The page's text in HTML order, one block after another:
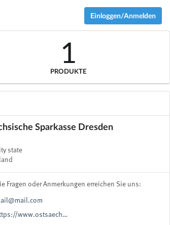
Einloggen/Anmelden
1
PRODUKTE
Sparkasse Dresden
state
Fragen oder Anmerkungen erreichen Sie uns:
www.ostsaech…